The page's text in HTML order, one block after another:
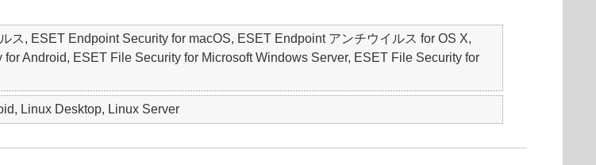
ス, ESET Endpoint Security for macOS, ESET Endpoint アンチウイルス for OS X,
Android, ESET File Security for Microsoft Windows Server, ESET File Security for
Linux Desktop, Linux Server